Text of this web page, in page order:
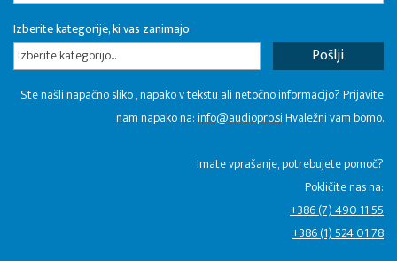
Izberite kategorije, ki vas zanimajo
Izberite kategorijo...
Ste našli napačno sliko , napako v tekstu ali netočno informacijo? Prijavite
nam napako na:info@audiopro.siHvaležni vam bomo.
Imate vprašanje, potrebujete pomoč?
Pokličite nas na:
+386 (7) 490 11 55
+386 (1) 524 01 78